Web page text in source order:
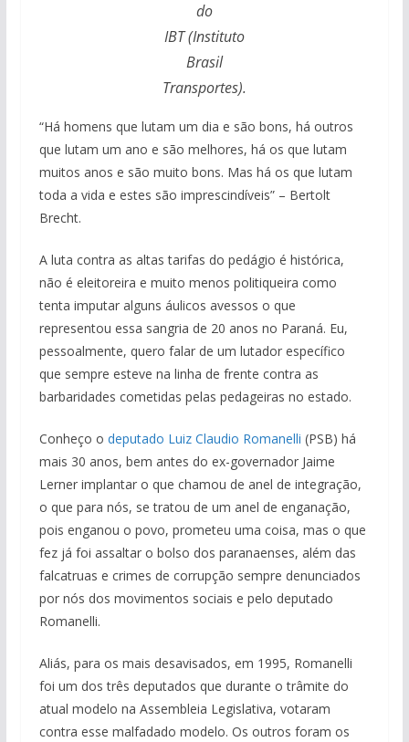
do
IBT (Instituto
Brasil
Transportes).
“Há homens que lutam um dia e são bons, há outros
que lutam um ano e são melhores, há os que lutam
muitos anos e são muito bons. Mas há os que lutam
toda a vida e estes são imprescindíveis” – Bertolt
Brecht.
A luta contra as altas tarifas do pedágio é histórica,
não é eleitoreira e muito menos politiqueira como
tenta imputar alguns áulicos avessos o que
representou essa sangria de 20 anos no Paraná. Eu,
pessoalmente, quero falar de um lutador específico
que sempre esteve na linha de frente contra as
barbaridades cometidas pelas pedageiras no estado.
Conheço o deputado Luiz Claudio Romanelli (PSB) há
mais 30 anos, bem antes do ex-governador Jaime
Lerner implantar o que chamou de anel de integração,
o que para nós, se tratou de um anel de enganação,
pois enganou o povo, prometeu uma coisa, mas o que
fez já foi assaltar o bolso dos paranaenses, além das
falcatruas e crimes de corrupção sempre denunciados
por nós dos movimentos sociais e pelo deputado
Romanelli.
Aliás, para os mais desavisados, em 1995, Romanelli
foi um dos três deputados que durante o trâmite do
atual modelo na Assembleia Legislativa, votaram
contra esse malfadado modelo. Os outros foram os